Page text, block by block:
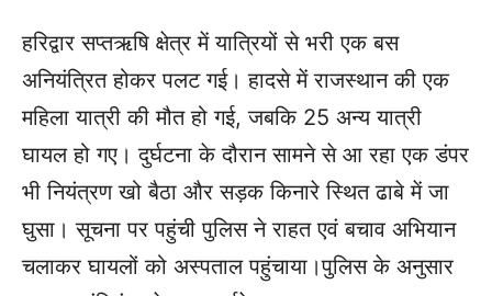
हरिद्वार सप्तऋषि क्षेत्र में यात्रियों से भरी एक बस
अनियंत्रित होकर पलट गई। हादसे में राजस्थान की एक
महिला यात्री की मौत हो गई, जबकि 25 अन्य यात्री
घायल हो गए। दुर्घटना के दौरान सामने से आ रहा एक डंपर
भी नियंत्रण खो बैठा और सड़क किनारे स्थित ढाबे में जा
घुसा। सूचना पर पहुंची पुलिस ने राहत एवं बचाव अभियान
चलाकर घायलों को अस्पताल पहुंचाया।पुलिस के अनुसार